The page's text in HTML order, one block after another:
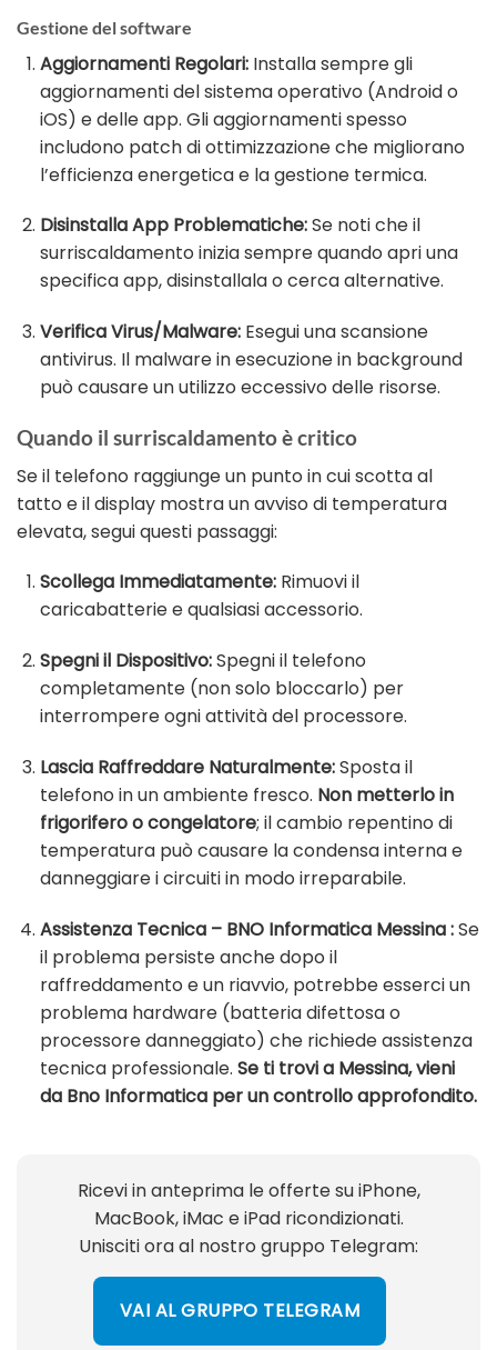
Gestione del software
Aggiornamenti Regolari:Installa sempre gli
aggiornamenti del sistema operativo (Android o
iOS) e delle app. Gli aggiornamenti spesso
includono patch di ottimizzazione che migliorano
l’efficienza energetica e la gestione termica.
Disinstalla App Problematiche:Se noti che il
surriscaldamento inizia sempre quando apri una
specifica app, disinstallala o cerca alternative.
Verifica Virus/Malware:Esegui una scansione
antivirus. Il malware in esecuzione in background
può causare un utilizzo eccessivo delle risorse.
Quando il surriscaldamento è critico
Se il telefono raggiunge un punto in cui scotta al
tatto e il display mostra un avviso di temperatura
elevata, segui questi passaggi:
Scollega Immediatamente:Rimuovi il
caricabatterie e qualsiasi accessorio.
Spegni il Dispositivo:Spegni il telefono
completamente (non solo bloccarlo) per
interrompere ogni attività del processore.
Lascia Raffreddare Naturalmente:Sposta il
telefono in un ambiente fresco. Non metterlo in
frigorifero o congelatore; il cambio repentino di
temperatura può causare la condensa interna e
danneggiare i circuiti in modo irreparabile.
Assistenza Tecnica – BNO Informatica Messina :Se
il problema persiste anche dopo il
raffreddamento e un riavvio, potrebbe esserci un
problema hardware (batteria difettosa o
processore danneggiato) che richiede assistenza
tecnica professionale. Se ti trovi a Messina, vieni
da Bno Informatica per un controllo approfondito.
Ricevi in anteprima le offerte su iPhone,
MacBook, iMac e iPad ricondizionati.
Unisciti ora al nostro gruppo Telegram:
VAI AL GRUPPO TELEGRAM